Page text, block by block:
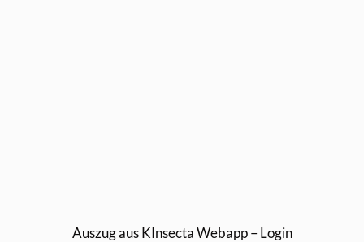
Auszug aus KInsecta Webapp – Login